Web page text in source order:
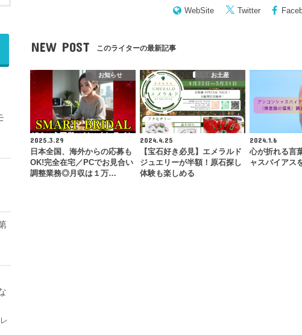
WebSite Twitter
NEW POST このライターの最新記事
お知らせ
2025.3.29
日本全国、海外からの応募も
OK!完全在宅／PCでお見合い
調整業務◎月収は１万…
お土産
2024.4.25
【宝石好き必見】エメラルド
ジュエリーが半額！原石探し
体験も楽しめる
2024.1.6
心が折れる言
ャスバイアス